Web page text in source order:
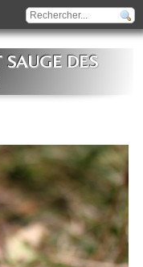
SAUGE DES